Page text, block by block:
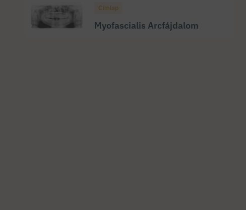
Címlap
Myofascialis Arcfájdalom